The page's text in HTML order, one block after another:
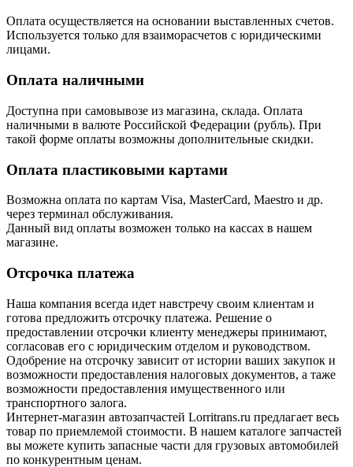
Оплата осуществляется на основании выставленных счетов.
Используется только для взаиморасчетов с юридическими
лицами.
Оплата наличными
Доступна при самовывозе из магазина, склада. Оплата
наличными в валюте Российской Федерации (рубль). При
такой форме оплаты возможны дополнительные скидки.
Оплата пластиковыми картами
Возможна оплата по картам Visa, MasterCard, Maestro и др.
через терминал обслуживания.
Данный вид оплаты возможен только на кассах в нашем
магазине.
Отсрочка платежа
Наша компания всегда идет навстречу своим клиентам и
готова предложить отсрочку платежа. Решение о
предоставлении отсрочки клиенту менеджеры принимают,
согласовав его с юридическим отделом и руководством.
Одобрение на отсрочку зависит от истории ваших закупок и
возможности предоставления налоговых документов, а таже
возможности предоставления имущественного или
транспортного залога.
Интернет-магазин автозапчастей Lorritrans.ru предлагает весь
товар по приемлемой стоимости. В нашем каталоге запчастей
вы можете купить запасные части для грузовых автомобилей
по конкурентным ценам.